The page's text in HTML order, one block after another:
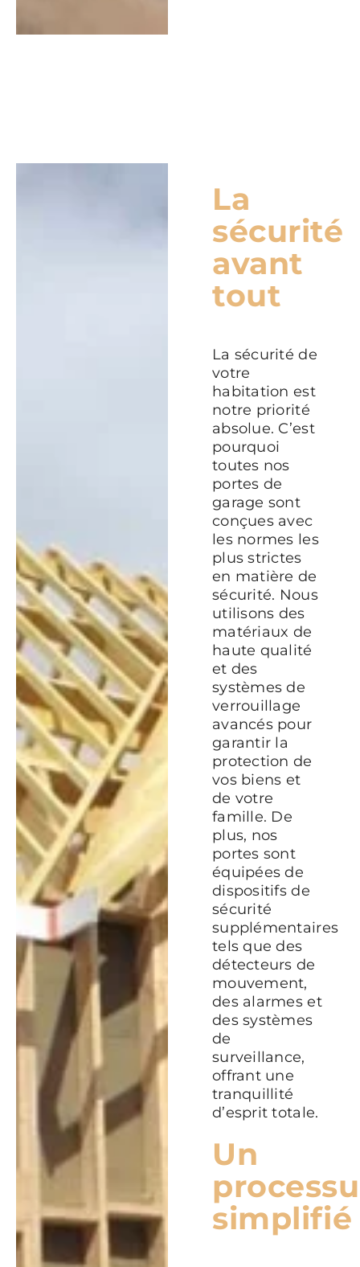
La
sécurité
avant
tout
La sécurité de
votre
habitation est
notre priorité
absolue. C’est
pourquoi
toutes nos
portes de
garage sont
conçues avec
les normes les
plus strictes
en matière de
sécurité. Nous
utilisons des
matériaux de
haute qualité
et des
systèmes de
verrouillage
avancés pour
garantir la
protection de
vos biens et
de votre
famille. De
plus, nos
portes sont
équipées de
dispositifs de
sécurité
supplémentaires
tels que des
détecteurs de
mouvement,
des alarmes et
des systèmes
de
surveillance,
offrant une
tranquillité
d’esprit totale.
Un
simplifié